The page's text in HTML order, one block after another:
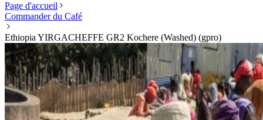
Page d'accueil
Commander du Café
Ethiopia YIRGACHEFFE GR2 Kochere (Washed) (gpro)